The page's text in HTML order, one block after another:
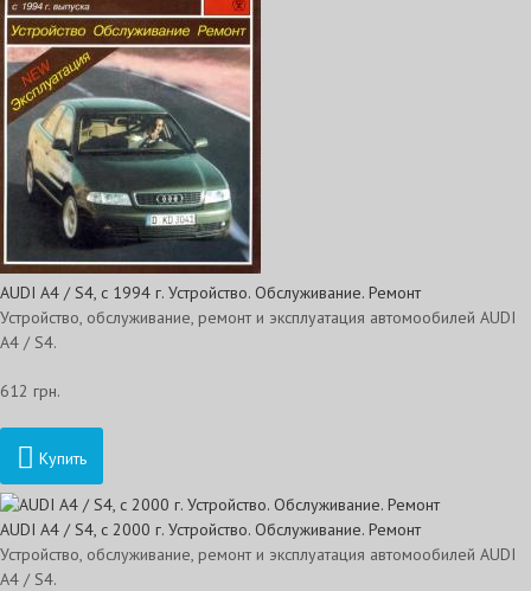
AUDI A4 / S4, с 1994 г. Устройство. Обслуживание. Ремонт
Устройство, обслуживание, ремонт и эксплуатация автомообилей AUDI
A4 / S4.
612 грн.
Купить
AUDI A4 / S4, с 2000 г. Устройство. Обслуживание. Ремонт
Устройство, обслуживание, ремонт и эксплуатация автомообилей AUDI
A4 / S4.